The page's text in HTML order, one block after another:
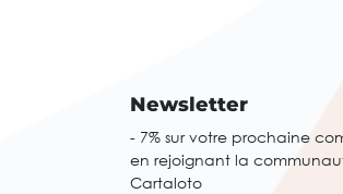
Newsletter
- 7% sur votre prochaine
en rejoignant la
Cartaloto